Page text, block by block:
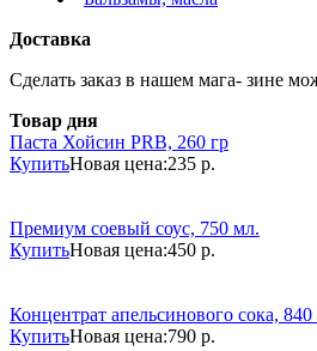
Доставка
Сделать заказ в нашем мага- зине
Товар дня
Паста Хойсин PRB, 260 гр
КупитьНовая цена:235 р.
Премиум соевый соус, 750 мл.
КупитьНовая цена:450 р.
Концентрат апельсинового сока,
КупитьНовая цена:790 р.